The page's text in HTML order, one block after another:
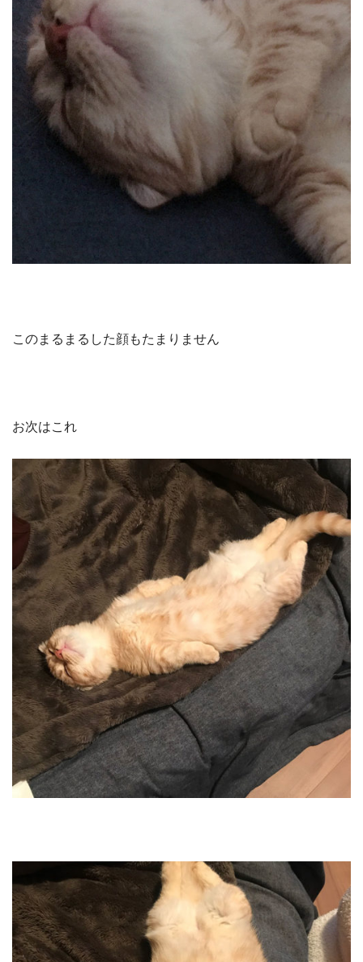
このまるまるした顔もたまりません
お次はこれ